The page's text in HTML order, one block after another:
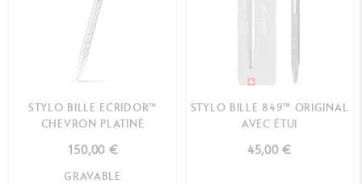
STYLO BILLE ECRIDOR™
CHEVRON PLATINÉ
150,00 €
GRAVABLE
STYLO BILLE 849™ ORIGINAL
AVEC ÉTUI
45,00 €